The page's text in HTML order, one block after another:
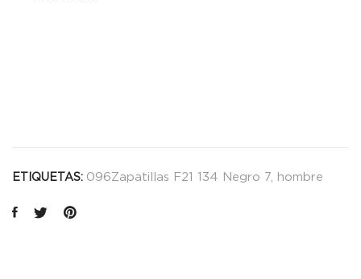
ETIQUETAS: 096Zapatillas F21 134 Negro 7 hombre